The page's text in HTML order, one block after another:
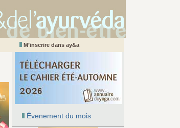
M’inscrire dans ay&a
Évenement du mois